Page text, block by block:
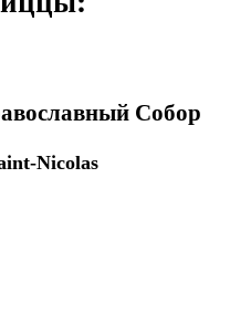
Собор
Nicolas